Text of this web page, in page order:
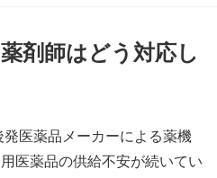
剤師はどう対応し
医薬品メーカーによる薬機
医薬品の供給不安が続いてい